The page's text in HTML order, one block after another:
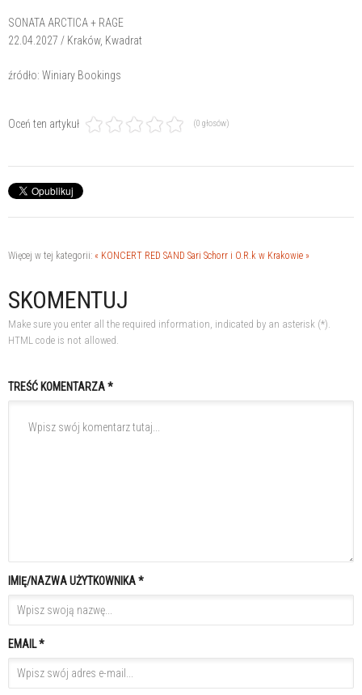
SONATA ARCTICA + RAGE
22.04.2027 / Kraków, Kwadrat
źródło: Winiary Bookings
Oceń ten artykuł (0 głosów)
Więcej w tej kategorii: « KONCERT RED SAND Sari Schorr i O.R.k w Krakowie »
SKOMENTUJ
Make sure you enter all the required information, indicated by an asterisk (*).
HTML code is not allowed.
TREŚĆ KOMENTARZA *
IMIĘ/NAZWA UŻYTKOWNIKA *
EMAIL *